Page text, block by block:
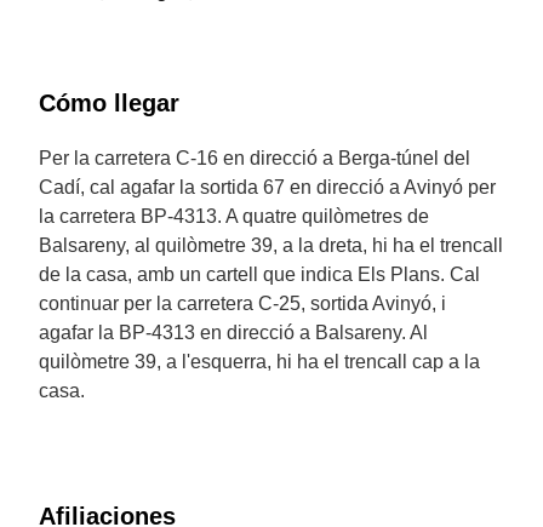
Cómo llegar
Per la carretera C-16 en direcció a Berga-túnel del
Cadí, cal agafar la sortida 67 en direcció a Avinyó per
la carretera BP-4313. A quatre quilòmetres de
Balsareny, al quilòmetre 39, a la dreta, hi ha el trencall
de la casa, amb un cartell que indica Els Plans. Cal
continuar per la carretera C-25, sortida Avinyó, i
agafar la BP-4313 en direcció a Balsareny. Al
quilòmetre 39, a l'esquerra, hi ha el trencall cap a la
casa.
Afiliaciones